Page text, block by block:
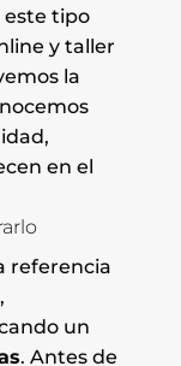
tipo
y taller
la
en el
referencia
un
. Antes de